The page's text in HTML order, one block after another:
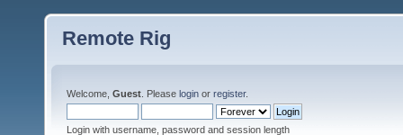
Remote Rig
Welcome, Guest . Please login or register.
Login with username, password and session length